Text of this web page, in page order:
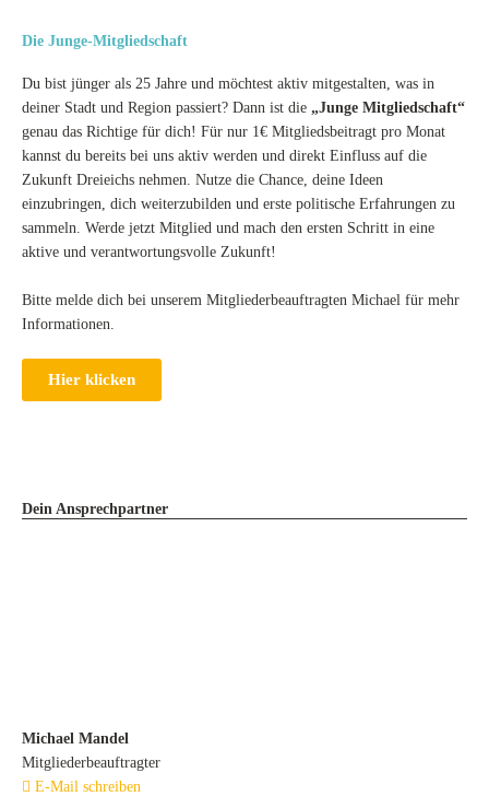
Die Junge-Mitgliedschaft
Du bist jünger als 25 Jahre und möchtest aktiv mitgestalten, was in
deiner Stadt und Region passiert? Dann ist die „Junge Mitgliedschaft“
genau das Richtige für dich! Für nur 1€ Mitgliedsbeitragt pro Monat
kannst du bereits bei uns aktiv werden und direkt Einfluss auf die
Zukunft Dreieichs nehmen. Nutze die Chance, deine Ideen
einzubringen, dich weiterzubilden und erste politische Erfahrungen zu
sammeln. Werde jetzt Mitglied und mach den ersten Schritt in eine
aktive und verantwortungsvolle Zukunft!
Bitte melde dich bei unserem Mitgliederbeauftragten Michael für mehr
Informationen.
Hier klicken
Dein Ansprechpartner
Michael Mandel
Mitgliederbeauftragter
E-Mail schreiben